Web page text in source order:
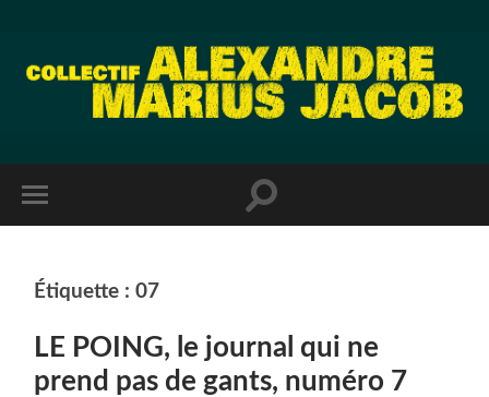
Étiquette :07
LE POING, le journal qui ne
prend pas de gants, numéro 7